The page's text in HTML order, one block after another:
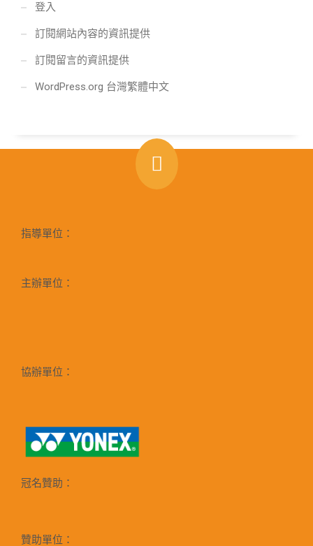
登入
訂閱網站內容的資訊提供
訂閱留言的資訊提供
WordPress.org 台灣繁體中文
指導單位：
主辦單位：
協辦單位：
冠名贊助：
贊助單位：